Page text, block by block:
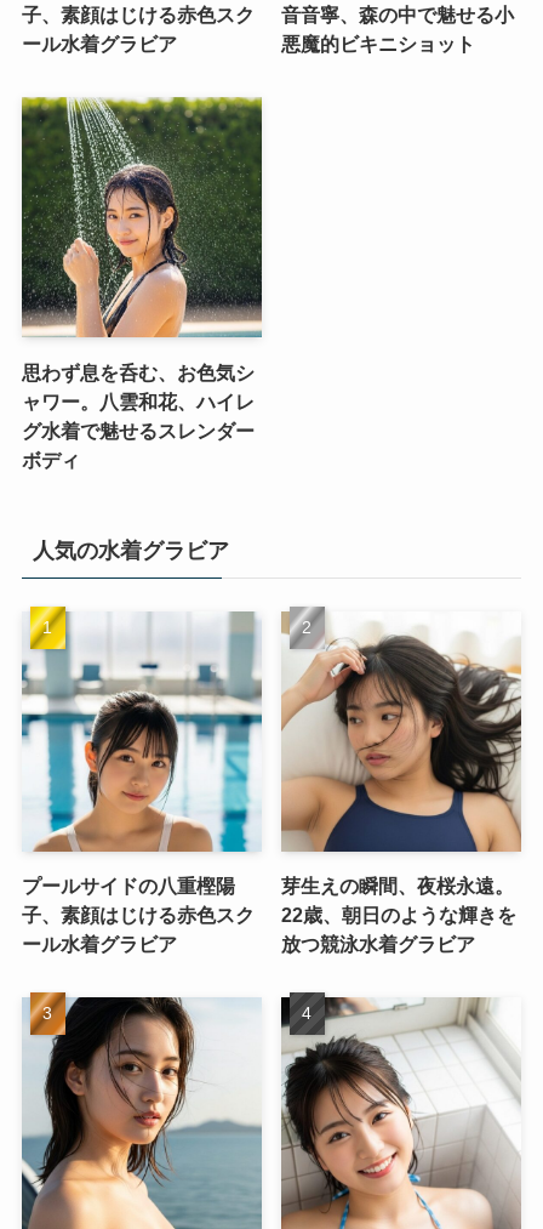
子、素顔はじける赤色スク
ール水着グラビア
音音寧、森の中で魅せる小
悪魔的ビキニショット
思わず息を呑む、お色気シ
ャワー。八雲和花、ハイレ
グ水着で魅せるスレンダー
ボディ
人気の水着グラビア
プールサイドの八重樫陽
子、素顔はじける赤色スク
ール水着グラビア
芽生えの瞬間、夜桜永遠。
22歳、朝日のような輝きを
放つ競泳水着グラビア